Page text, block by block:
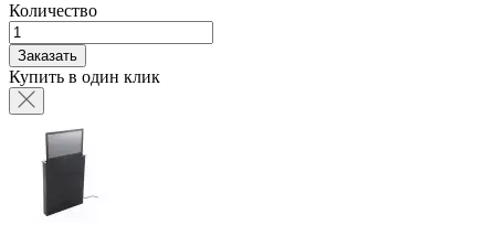
Количество
Заказать
Купить в один клик